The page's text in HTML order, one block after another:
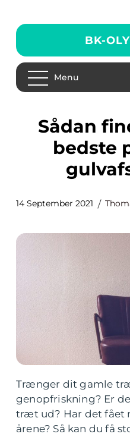
BK-
Menu
Sådan finder du den
bedste
14 September 2021
Trænger dit gamle
genopfriskning? Er
træt ud? Har det fået
årene? Så kan du få